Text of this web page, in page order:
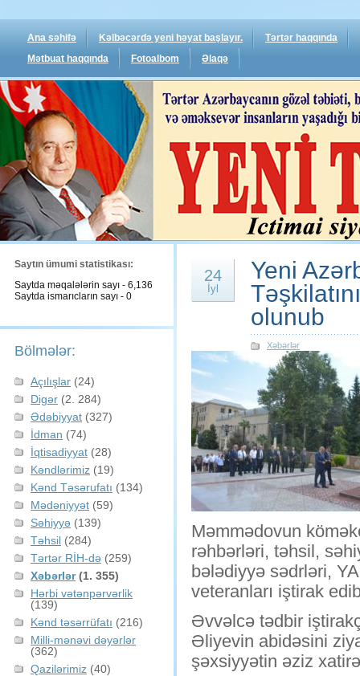
Ana səhifə Kəlbəcərdə yeni həyat başlayır.
Tərtər haqqında
Mətbuat haqqında
Fotoalbom Əlaqə
Saytın ümumi statistikası:
Saytda məqalələrin sayı - 6,136
Saytda ismarıcların sayı - 0
Bölmələr:
Açılışlar (24)
Digər (2. 284)
Ədəbiyyat (327)
İdman (74)
İqtisadiyyat (28)
Kəndlərimiz (19)
Kənd Təsərufatı (134)
Mədəniyyət (59)
Səhiyyə (139)
Təhsil (284)
Tərtər RİH-də (259)
Xəbərlər(1. 355)
Hərbi vətənpərvərlik
(139)
Kənd təsərrüfatı (216)
Milli-mənəvi dəyərlər
(362)
Qazilərimiz (40)
24
İyl
Yeni
olunub
Xəbərlər
Məmmədovun
rəhbərləri, təhsil,
bələdiyyə sədrləri,
veteranları iştirak
Əvvəlcə tədbir
Əliyevin abidəsini
şəxsiyyətin əziz